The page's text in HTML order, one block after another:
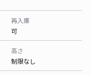
再入庫
可
高さ
制限なし